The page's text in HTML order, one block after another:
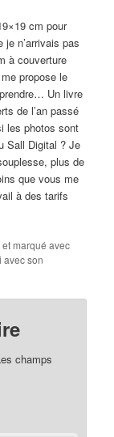
cm pour
n’arrivais pas
à couverture
propose le
Un livre
de l’an passé
les photos sont
Sall Digital ? Je
plus de
que vous me
à des tarifs
et marqué avec
avec son
champs